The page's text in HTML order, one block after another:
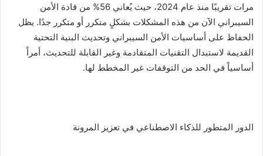
مرات تقريبًا منذ عام 2024، حيث يُعاني 56% من قادة الأمن
السيبراني الآن من هذه المشكلات بشكلٍ متكرر أو متكرر جدًا. يظل
الحفاظ على أساسيات الأمن السيبراني وتحديث البنية التحتية
القديمة لاستبدال التقنيات المتقادمة وغير القابلة للتحديث، أمراً
أساسياً في الحد من التوقفات غير المخطط لها.
الدور المتطور للذكاء الاصطناعي في تعزيز المرونة